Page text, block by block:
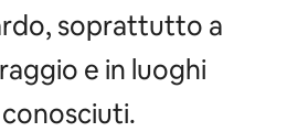
soprattutto a
e in luoghi